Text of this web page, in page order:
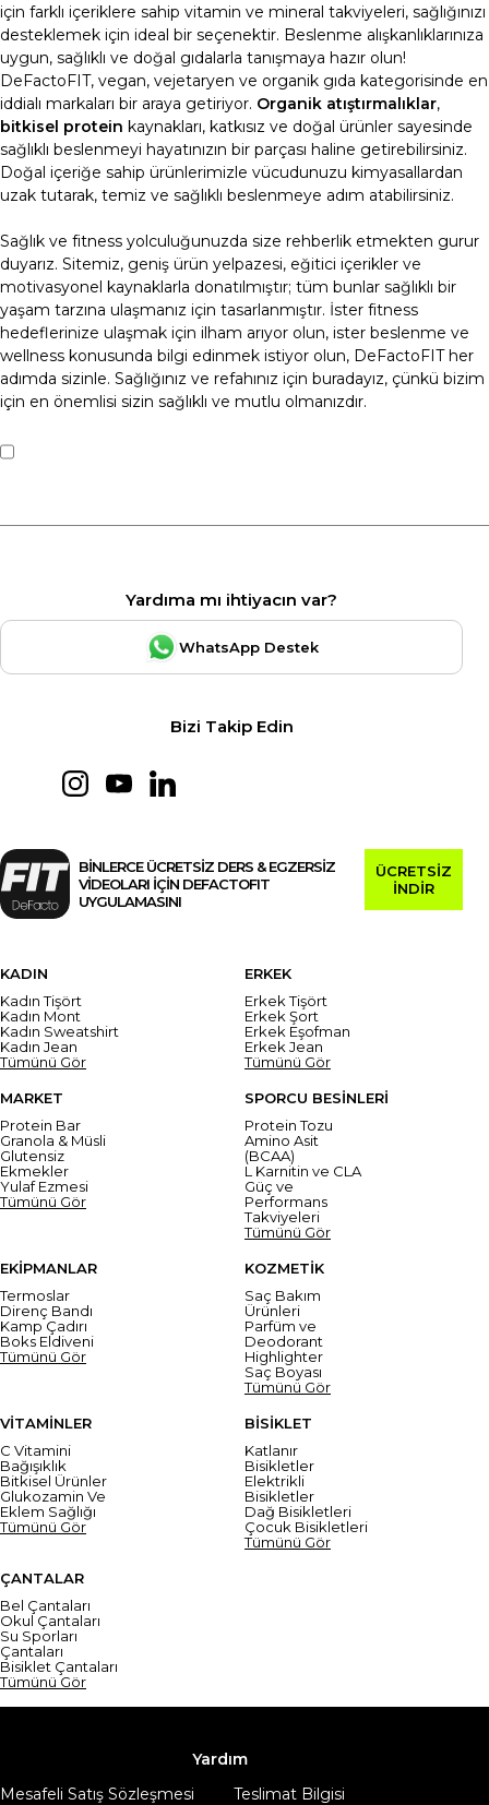
için farklı içeriklere sahip vitamin ve mineral takviyeleri, sağlığınızı
desteklemek için ideal bir seçenektir. Beslenme alışkanlıklarınıza
uygun, sağlıklı ve doğal gıdalarla tanışmaya hazır olun!
DeFactoFIT, vegan, vejetaryen ve organik gıda kategorisinde en
iddialı markaları bir araya getiriyor. Organik atıştırmalıklar,
bitkisel protein kaynakları, katkısız ve doğal ürünler sayesinde
sağlıklı beslenmeyi hayatınızın bir parçası haline getirebilirsiniz.
Doğal içeriğe sahip ürünlerimizle vücudunuzu kimyasallardan
uzak tutarak, temiz ve sağlıklı beslenmeye adım atabilirsiniz.
Sağlık ve fitness yolculuğunuzda size rehberlik etmekten gurur
duyarız. Sitemiz, geniş ürün yelpazesi, eğitici içerikler ve
motivasyonel kaynaklarla donatılmıştır; tüm bunlar sağlıklı bir
yaşam tarzına ulaşmanız için tasarlanmıştır. İster fitness
hedeflerinize ulaşmak için ilham arıyor olun, ister beslenme ve
wellness konusunda bilgi edinmek istiyor olun, DeFactoFIT her
adımda sizinle. Sağlığınız ve refahınız için buradayız, çünkü bizim
için en önemlisi sizin sağlıklı ve mutlu olmanızdır.
Yardıma mı ihtiyacın var?
WhatsApp Destek
Bizi Takip Edin
BİNLERCE ÜCRETSİZ DERS & EGZERSİZ
VİDEOLARI İÇİN DEFACTOFIT
UYGULAMASINI
ÜCRETSİZ
İNDİR
KADIN
Kadın Tişört
Kadın Mont
Kadın Sweatshirt
Kadın Jean
Tümünü Gör
ERKEK
Erkek Tişört
Erkek Şort
Erkek Eşofman
Erkek Jean
Tümünü Gör
MARKET
Protein Bar
Granola & Müsli
Glutensiz
Ekmekler
Yulaf Ezmesi
Tümünü Gör
SPORCU BESİNLERİ
Protein Tozu
Amino Asit
(BCAA)
L Karnitin ve CLA
Güç ve
Performans
Takviyeleri
Tümünü Gör
EKİPMANLAR
Termoslar
Direnç Bandı
Kamp Çadırı
Boks Eldiveni
Tümünü Gör
KOZMETİK
Saç Bakım
Ürünleri
Parfüm ve
Deodorant
Highlighter
Saç Boyası
Tümünü Gör
VİTAMİNLER
C Vitamini
Bağışıklık
Bitkisel Ürünler
Glukozamin Ve
Eklem Sağlığı
Tümünü Gör
BİSİKLET
Katlanır
Bisikletler
Elektrikli
Bisikletler
Dağ Bisikletleri
Çocuk Bisikletleri
Tümünü Gör
ÇANTALAR
Bel Çantaları
Okul Çantaları
Su Sporları
Çantaları
Bisiklet Çantaları
Tümünü Gör
Yardım
Mesafeli Satış Sözleşmesi
Teslimat Bilgisi